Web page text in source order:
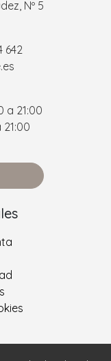
Nº 5
642
a 21:00
21:00